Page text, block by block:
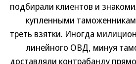
подбирали клиентов и
купленными
треть взятки. Иногда
линейного ОВД, минуя
доставляли контрабанду